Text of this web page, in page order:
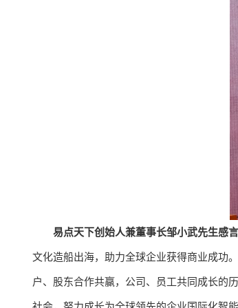
易点天下创始人兼董事长邹小武先生感言
文化造船出海，助力全球企业获得商业成功
户、股东合作共赢，公司、员工共同成长的